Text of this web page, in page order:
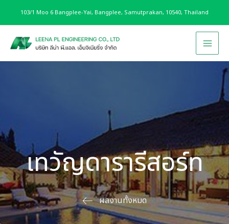
to
content
103/1 Moo 6 Bangplee-Yai, Bangplee, Samutprakan, 10540, Thailand
Main
เทวัญดารารีสอร์ท
ผลงานทั้งหมด